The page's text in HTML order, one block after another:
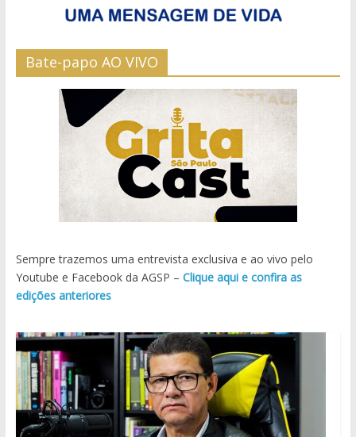
Bate-papo AO VIVO
Sempre trazemos uma entrevista exclusiva e ao vivo pelo
Youtube e Facebook da AGSP – Clique aqui e confira as
edições anteriores